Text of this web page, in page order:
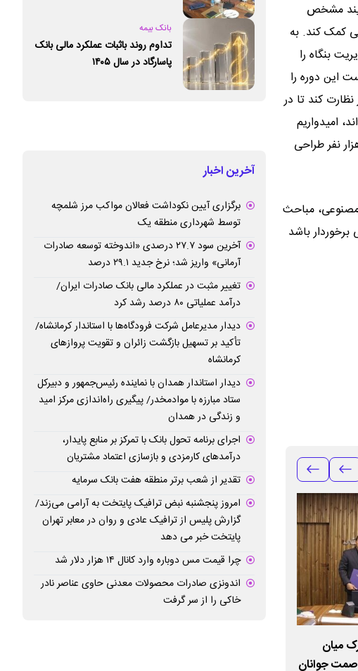
مشخص
کمک کند. به
بنگاه را
این دوره را
کند تا در
این ۱۹۹ نفری که وارد دوره شده‌اند، امیدواریم
هزار نفر طراحی
مصنوعی، مباحث
باشد
میان
جوانان
بانک بیمه
تداوم روند باثبات عملکرد مالی بانک
پاسارگاد در سال ۱۴۰۵
آخرین اخبار
برگزاری آیین نکوداشت فعالان مواکب مرز شلمچه
توسط شهرداری منطقه یک
آخرین سود ۲۷.۷ درصدی «اندوخته توسعه صادرات
آرمانی» واریز شد؛ نرخ جدید ۲۹.۱ درصد
تغییر مثبت در عملکرد مالی بانک صادرات ایران/
درآمد عملیاتی ۸۰ درصد رشد کرد
دیدار مدیرعامل شرکت فرودگاه‌ها با استاندار کرمانشاه/
تأکید بر تسهیل بازگشت زائران و تقویت پروازهای
کرمانشاه
دیدار استاندار همدان با نماینده رئیس‌جمهور و دبیرکل
ستاد مبارزه با موادمخدر/ پیگیری راه‌اندازی مرکز امید
و زندگی در همدان
اجرای برنامه تحول بانک با تمرکز بر منابع پایدار،
درآمدهای کارمزدی و بازسازی اعتماد مشتریان
تقدیر از شعب برتر منطقه هفت بانک سرمایه
امروز پنجشنبه نبض ترافیک پایتخت به آرامی می‌زند/
گزارش پلیس از ترافیک عادی و روان در معابر تهران
پایتخت خبر می دهد
چرا قیمت مس دوباره وارد کانال ۱۴ هزار دلار شد
اندونزی صادرات محصولات معدنی حاوی عناصر نادر
خاکی را از سر گرفت